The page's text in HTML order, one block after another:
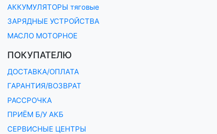
АККУМУЛЯТОРЫ тяговые
ЗАРЯДНЫЕ УСТРОЙСТВА
МАСЛО МОТОРНОЕ
ПОКУПАТЕЛЮ
ДОСТАВКА/ОПЛАТА
ГАРАНТИЯ/ВОЗВРАТ
РАССРОЧКА
ПРИЁМ Б/У АКБ
СЕРВИСНЫЕ ЦЕНТРЫ